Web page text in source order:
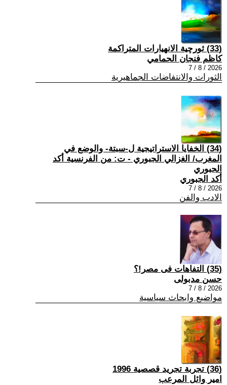
(33) ثورچية الانهيارات المتراكمة
كاظم فنجان الحمامي
2026 / 8 / 7
الثورات والانتفاضات الجماهيرية
(34) الخفايا الاستراتيجية ل-سبتة- والوضع في
المغرب/ الغزالي الجبوري - ت: من الفرنسية أكد
الجبوري
أكد الجبوري
2026 / 8 / 7
الادب والفن
(35) التفاهات فى مصر!؟
حسن مدبولى
2026 / 8 / 7
مواضيع وابحاث سياسية
(36) تجربة تجريد قصصية 1996
امير وائل المرعب